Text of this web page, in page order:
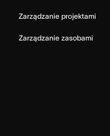
Zarządzanie projektami
Zarządzanie zasobami